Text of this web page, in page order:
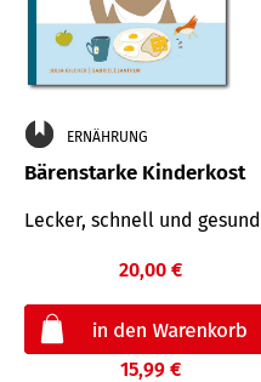
ERNÄHRUNG
Bärenstarke Kinderkost
Lecker, schnell und gesund
20,00 €
15,99 €